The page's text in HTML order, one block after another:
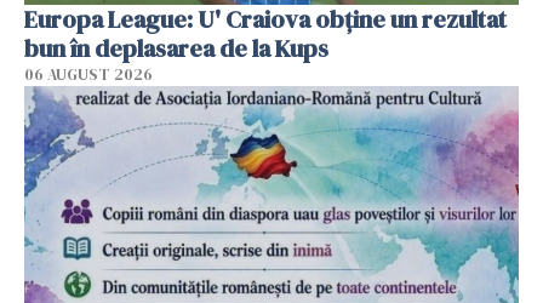
Europa League: U' Craiova obține un rezultat
bun în deplasarea de la Kups
06 AUGUST 2026